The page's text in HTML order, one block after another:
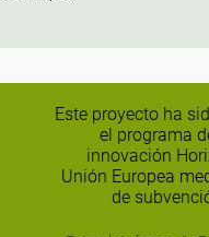
Este proyecto ha
el programa
innovación
Unión Europea
de